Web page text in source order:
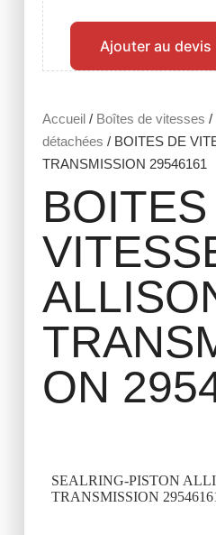
Accueil/ Boîtes de vitesses /
détachées / BOITES DE
TRANSMISSION 29546161
ON
SEALRING-PISTON
TRANSMISSION
Ajouter au devis